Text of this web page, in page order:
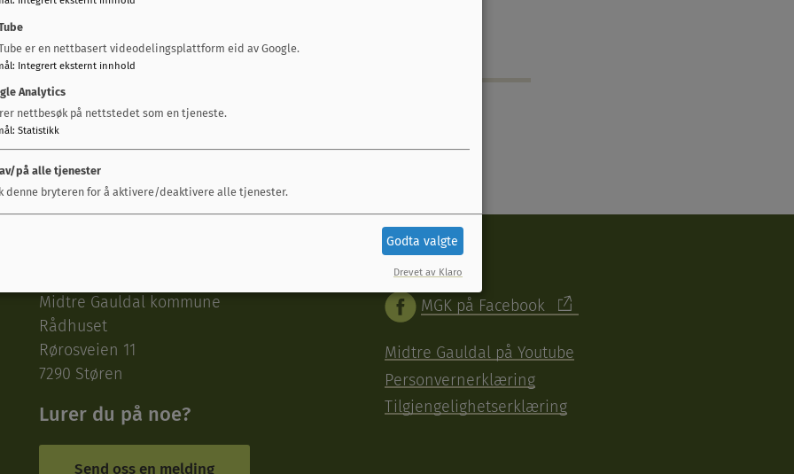
Litjåsen
Første 125 126 127 128
Midtre Gauldal kommune
Rådhuset
Rørosveien 11
7290 Støren
Lurer du på noe?
Send oss en melding
Snarveier
MGK på Facebook
Midtre Gauldal på Youtube
Personvernerklæring
Tilgjengelighetserklæring
er en nettbasert videodelingsplattform eid av Google.
: Integrert eksternt innhold
Analytics
nettbesøk på nettstedet som en tjeneste.
: Statistikk
på alle tjenester
denne bryteren for å aktivere/deaktivere alle tjenester.
Godta valgte
Drevet av Klaro